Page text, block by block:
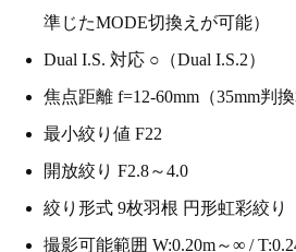
準じたMODE切換えが可能）
Dual I.S. 対応 ○（Dual I.S.2）
焦点距離 f=12-60mm（35mm判換
最小絞り値 F22
開放絞り F2.8～4.0
絞り形式 9枚羽根 円形虹彩絞り
撮影可能範囲 W:0.20m～∞ /